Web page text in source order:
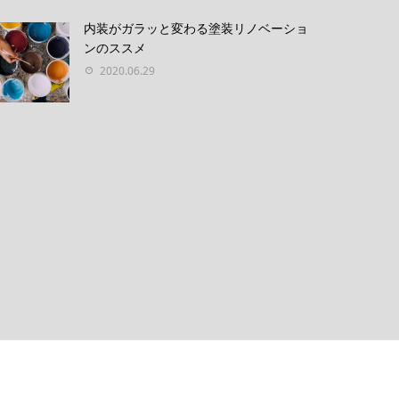
内装がガラッと変わる塗装リノベーショ
ンのススメ
2020.06.29